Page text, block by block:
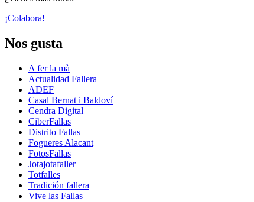
¡Colabora!
Nos gusta
A fer la mà
Actualidad Fallera
ADEF
Casal Bernat i Baldoví
Cendra Digital
CiberFallas
Distrito Fallas
Fogueres Alacant
FotosFallas
Jotajotafaller
Totfalles
Tradición fallera
Vive las Fallas